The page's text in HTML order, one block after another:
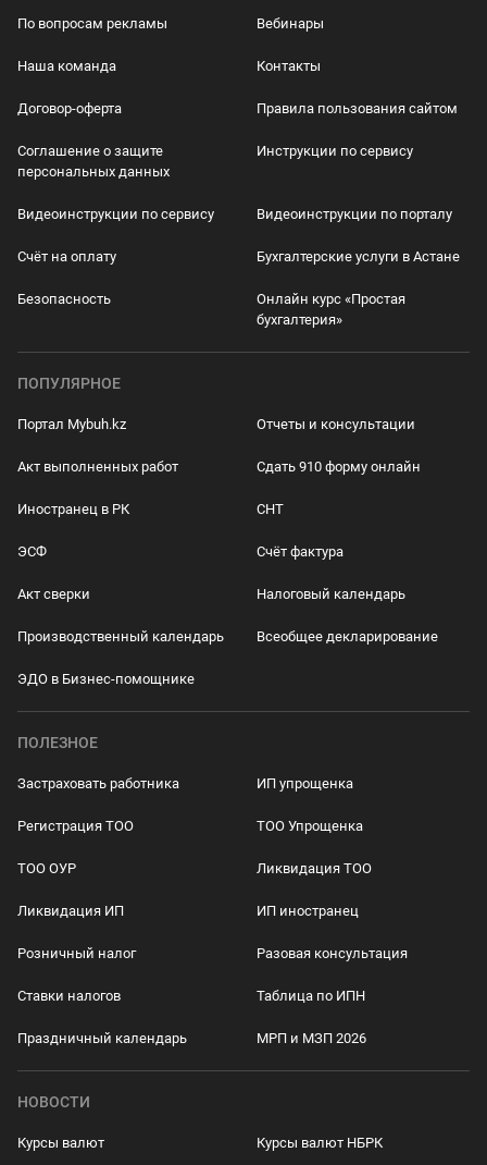
По вопросам рекламы Вебинары
Наша команда Контакты
Договор-оферта Правила пользования сайтом
Соглашение о защите
персональных данных
Инструкции по сервису
Видеоинструкции по сервису Видеоинструкции по порталу
Счёт на оплату Бухгалтерские услуги в Астане
Безопасность
Онлайн курс «Простая
бухгалтерия»
ПОПУЛЯРНОЕ
Портал Mybuh.kz Отчеты и консультации
Акт выполненных работ Сдать 910 форму онлайн
Иностранец в РК СНТ
ЭСФ Счёт фактура
Акт сверки Налоговый календарь
Производственный календарь Всеобщее декларирование
ЭДО в Бизнес-помощнике
ПОЛЕЗНОЕ
Застраховать работника ИП упрощенка
Регистрация ТОО ТОО Упрощенка
ТОО ОУР Ликвидация ТОО
Ликвидация ИП ИП иностранец
Розничный налог Разовая консультация
Ставки налогов Таблица по ИПН
Праздничный календарь МРП и МЗП 2026
НОВОСТИ
Курсы валют Курсы валют НБРК